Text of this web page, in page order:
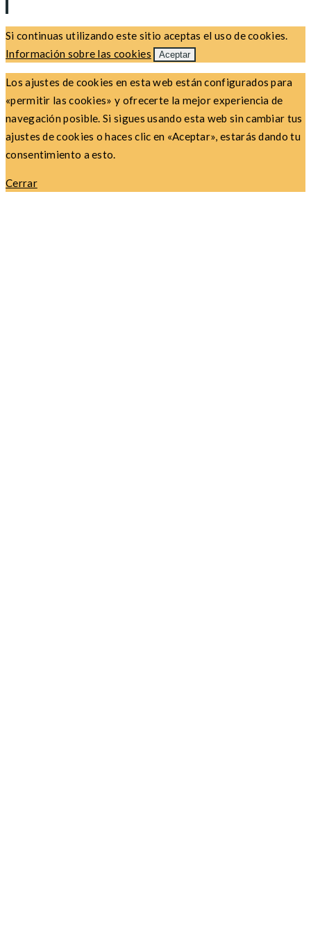
Si continuas utilizando este sitio aceptas el uso de cookies.
Información sobre las cookies
Aceptar
Los ajustes de cookies en esta web están configurados para
«permitir las cookies» y ofrecerte la mejor experiencia de
navegación posible. Si sigues usando esta web sin cambiar tus
ajustes de cookies o haces clic en «Aceptar», estarás dando tu
consentimiento a esto.
Cerrar